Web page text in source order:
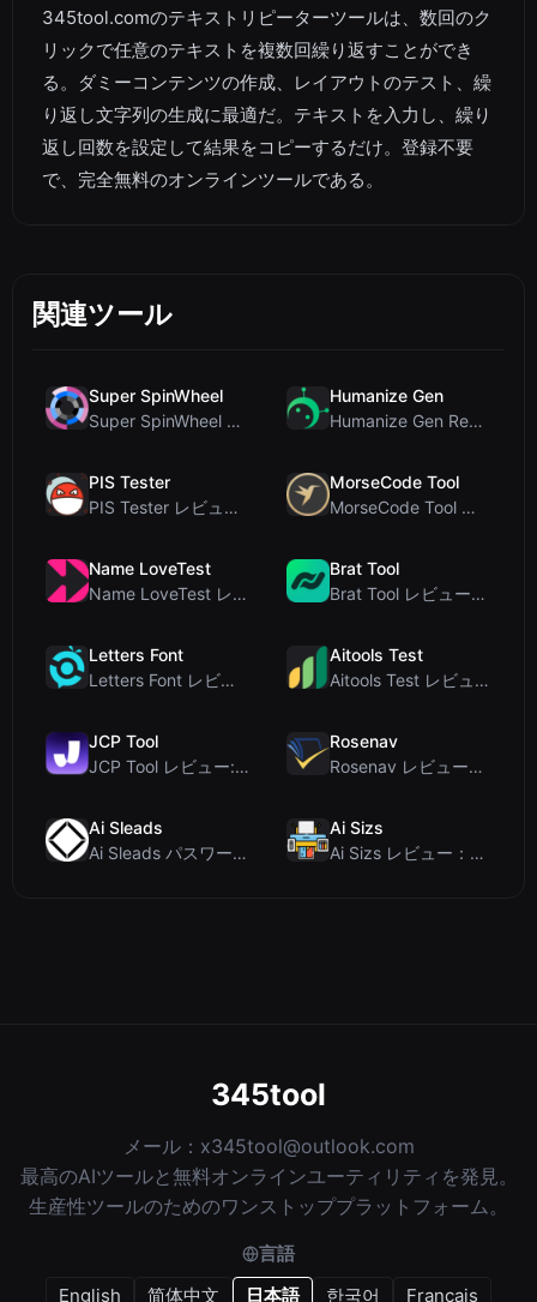
345tool.comのテキストリピーターツールは、数回のク
リックで任意のテキストを複数回繰り返すことができ
る。ダミーコンテンツの作成、レイアウトのテスト、繰
り返し文字列の生成に最適だ。テキストを入力し、繰り
返し回数を設定して結果をコピーするだけ。登録不要
で、完全無料のオンラインツールである。
関連ツール
Super SpinWheel
Super SpinWheel レビュー：プライバシー最優先の無料ホイールスピナーでランダム抽選
Humanize Gen
Humanize Gen Review: A Deep Dive into This Free AI...
PIS Tester
PIS Tester レビュー：偽の友達を暴く、AI完全排除の友情クイズ
MorseCode Tool
MorseCode Tool レビュー：音声と光を備えた無料オンラインテキスト⇔モールス信号変換ツー...
Name LoveTest
Name LoveTest レビュー：プライバシー重視で画像を共有できる恋愛相性計算ツール
Brat Tool
Brat Tool レビュー：無料のCharli XCX風Bratテキスト生成ツール
Letters Font
Letters Font レビュー：Instagramなどで使える無料Unicodeフォントジェネレ...
Aitools Test
Aitools Test レビュー：無料ブラウザベースのAI検出器、トークンカウンター、コスト見積も...
JCP Tool
JCP Tool レビュー: JSON、CSV、YAML、XML対応の無料クライアントサイドデータ変...
Rosenav
Rosenav レビュー：無料オンラインコサイン類似度チェッカー＆テキスト差分ツール
Ai Sleads
Ai Sleads パスワード強度チェッカーレビュー：ゼロアップロード、リアルタイムエントロピー分析
Ai Sizs
Ai Sizs レビュー：無料でプライベートな画像類似度比較・ぼけ検出ツール
345tool
メール： x345tool@outlook.com
最高のAIツールと無料オンラインユーティリティを発見。
生産性ツールのためのワンストッププラットフォーム。
言語
English
简体中文 日本語 한국어 Français